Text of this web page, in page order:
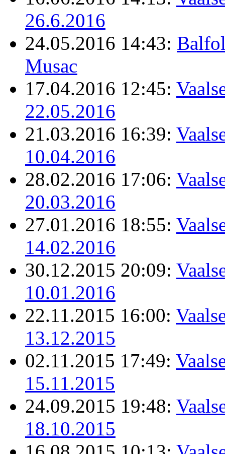
26.6.2016
24.05.2016 14:43:
Musac
17.04.2016 12:45:
22.05.2016
21.03.2016 16:39:
10.04.2016
28.02.2016 17:06:
20.03.2016
27.01.2016 18:55:
14.02.2016
30.12.2015 20:09:
10.01.2016
22.11.2015 16:00:
13.12.2015
02.11.2015 17:49:
15.11.2015
24.09.2015 19:48:
18.10.2015